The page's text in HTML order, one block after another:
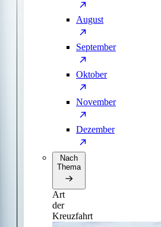
August
September
Oktober
November
Dezember
Nach
Thema
Art
der
Kreuzfahrt